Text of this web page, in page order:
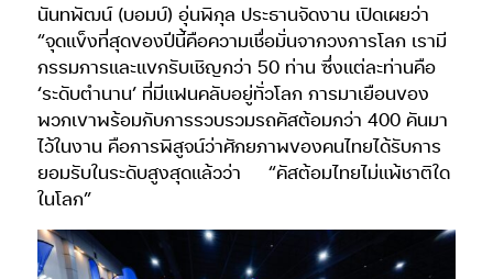
นันทพัฒน์ (บอมบ์) อุ่นพิกุล ประธานจัดงาน เปิดเผยว่า
“จุดแข็งที่สุดของปีนี้คือความเชื่อมั่นจากวงการโลก เรามี
กรรมการและแขกรับเชิญกว่า 50 ท่าน ซึ่งแต่ละท่านคือ
‘ระดับตำนาน’ ที่มีแฟนคลับอยู่ทั่วโลก การมาเยือนของ
พวกเขาพร้อมกับการรวบรวมรถคัสต้อมกว่า 400 คันมา
ไว้ในงาน คือการพิสูจน์ว่าศักยภาพของคนไทยได้รับการ
ยอมรับในระดับสูงสุดแล้วว่า “คัสต้อมไทยไม่แพ้ชาติใด
ในโลก”